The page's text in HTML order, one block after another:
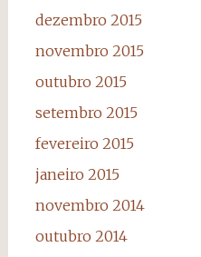
dezembro 2015
novembro 2015
outubro 2015
setembro 2015
fevereiro 2015
janeiro 2015
novembro 2014
outubro 2014